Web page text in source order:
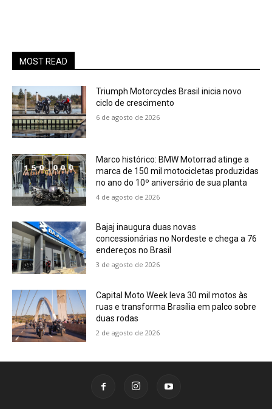
MOST READ
Triumph Motorcycles Brasil inicia novo
ciclo de crescimento
6 de agosto de 2026
Marco histórico: BMW Motorrad atinge a
marca de 150 mil motocicletas produzidas
no ano do 10º aniversário de sua planta
4 de agosto de 2026
Bajaj inaugura duas novas
concessionárias no Nordeste e chega a 76
endereços no Brasil
3 de agosto de 2026
Capital Moto Week leva 30 mil motos às
ruas e transforma Brasília em palco sobre
duas rodas
2 de agosto de 2026